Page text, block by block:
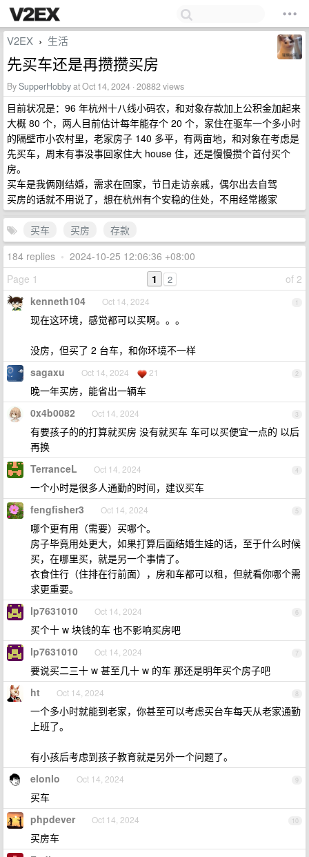
V2EX › 生活
先买车还是再攒攒买房
BySupperHobbyat Oct 14, 2024 · 20882 views
目前状况是：96 年杭州十八线小码农，和对象存款加上公积金加起来
大概 80 个，两人目前估计每年能存个 20 个，家住在驱车一个多小时
的隔壁市小农村里，老家房子 140 多平，有两亩地，和对象在考虑是
先买车，周末有事没事回家住大 house 住，还是慢慢攒个首付买个
房。
买车是我俩刚结婚，需求在回家，节日走访亲戚，偶尔出去自驾
买房的话就不用说了，想在杭州有个安稳的住处，不用经常搬家
买车 买房
存款
184 replies • 2024-10-25 12:06:36 +08:00
Page 1
of 2
1 2
1
kenneth104 Oct 14, 2024
现在这环境，感觉都可以买啊。。。
没房，但买了 2 台车，和你环境不一样
2
sagaxu Oct 14, 2024 21
晚一年买房，能省出一辆车
3
0x4b0082 Oct 14, 2024
有要孩子的的打算就买房 没有就买车 车可以买便宜一点的 以后
再换
4
TerranceL Oct 14, 2024
一个小时是很多人通勤的时间，建议买车
5
fengfisher3 Oct 14, 2024
哪个更有用（需要）买哪个。
房子毕竟用处更大，如果打算后面结婚生娃的话，至于什么时候
买，在哪里买，就是另一个事情了。
衣食住行（住排在行前面），房和车都可以租，但就看你哪个需
求更重要。
6
lp7631010 Oct 14, 2024
买个十 w 块钱的车 也不影响买房吧
7
lp7631010 Oct 14, 2024
要说买二三十 w 甚至几十 w 的车 那还是明年买个房子吧
8
ht Oct 14, 2024
一个多小时就能到老家，你甚至可以考虑买台车每天从老家通勤
上班了。
有小孩后考虑到孩子教育就是另外一个问题了。
9
elonlo Oct 14, 2024
买车
10
phpdever Oct 14, 2024
买房车